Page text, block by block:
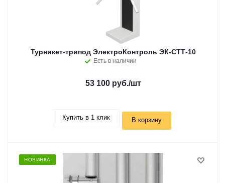
Турникет-трипод ЭлектроКонтроль ЭК-СТТ-10
Есть в наличии
53 100 руб./шт
Купить в 1 клик В корзину
НОВИНКА